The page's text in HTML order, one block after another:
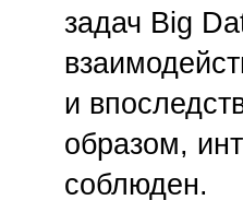
задач Big
и
образом,
соблюден.